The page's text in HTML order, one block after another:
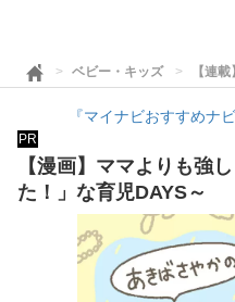
ベビー・キッズ 【連
『マイナビおすすめナ
PR
【漫画】ママよりも強
た！」な育児DAYS～